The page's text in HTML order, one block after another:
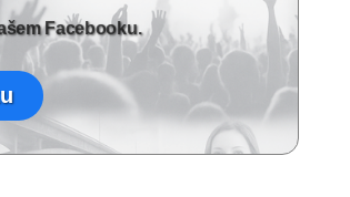
Facebooku.